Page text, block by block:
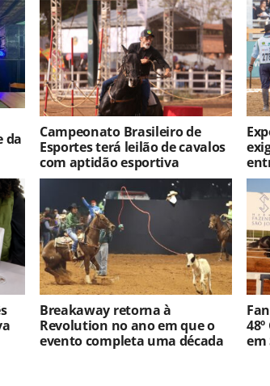
da
Campeonato Brasileiro de
Esportes terá leilão de cavalos
com aptidão esportiva
Breakaway retorna à
Revolution no ano em que o
evento completa uma década
em